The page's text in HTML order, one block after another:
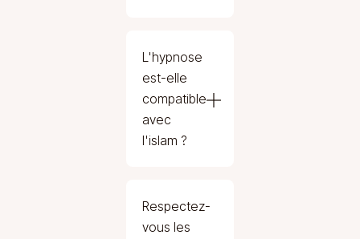
L'hypnose
est-elle
compatible
avec
l'islam ?
Respectez-
vous les